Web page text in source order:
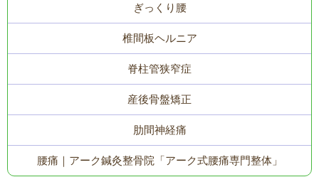
ぎっくり腰
椎間板ヘルニア
脊柱管狭窄症
産後骨盤矯正
肋間神経痛
腰痛｜アーク鍼灸整骨院「アーク式腰痛専門整体」